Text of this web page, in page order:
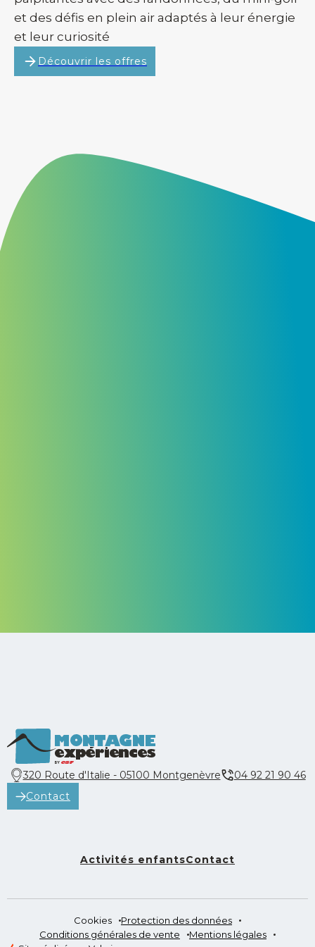
Contact
320 Route d'Italie - 05100 Montgenèvre
et des défis en plein air adaptés à leur énergie
et leur curiosité
Découvrir les offres
320 Route d'Italie - 05100 Montgenèvre
04 92 21 90 46
Contact
Activités enfantsContact
Cookies
Protection des données
Conditions générales de vente
Mentions légales